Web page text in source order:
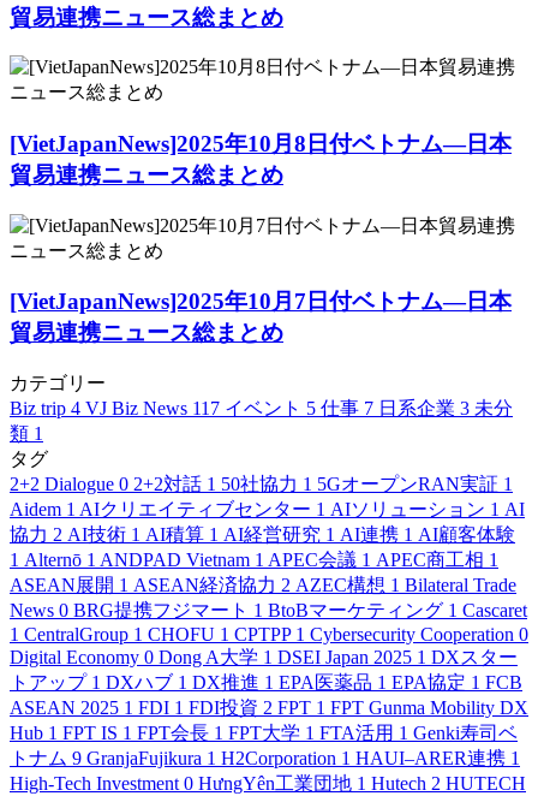
貿易連携ニュース総まとめ
[VietJapanNews]2025年10月8日付ベトナム―日本
貿易連携ニュース総まとめ
[VietJapanNews]2025年10月7日付ベトナム―日本
貿易連携ニュース総まとめ
カテゴリー
Biz trip 4 VJ Biz News 117 イベント 5 仕事 7 日系企業 3 未分
類 1
タグ
2+2 Dialogue 0 2+2対話 1 50社協力 1 5GオープンRAN実証 1
Aidem 1 AIクリエイティブセンター 1 AIソリューション 1 AI
協力 2 AI技術 1 AI積算 1 AI経営研究 1 AI連携 1 AI顧客体験
1 Alternō 1 ANDPAD Vietnam 1 APEC会議 1 APEC商工相 1
ASEAN展開 1 ASEAN経済協力 2 AZEC構想 1 Bilateral Trade
News 0 BRG提携フジマート 1 BtoBマーケティング 1 Cascaret
1 CentralGroup 1 CHOFU 1 CPTPP 1 Cybersecurity Cooperation 0
Digital Economy 0 Dong A大学 1 DSEI Japan 2025 1 DXスター
トアップ 1 DXハブ 1 DX推進 1 EPA医薬品 1 EPA協定 1 FCB
ASEAN 2025 1 FDI 1 FDI投資 2 FPT 1 FPT Gunma Mobility DX
Hub 1 FPT IS 1 FPT会長 1 FPT大学 1 FTA活用 1 Genki寿司ベ
トナム 9 GranjaFujikura 1 H2Corporation 1 HAUI–ARER連携 1
High-Tech Investment 0 HưngYên工業団地 1 Hutech 2 HUTECH